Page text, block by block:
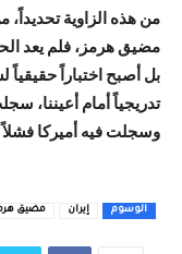
من هذه الزاوية تحديداً،
مضيق هرمز، فلم يعد
بل أصبح اختباراً
تدريجياً أمام أعيننا،
وسجلت فيه أميركا
الوسوم إيران مضيق